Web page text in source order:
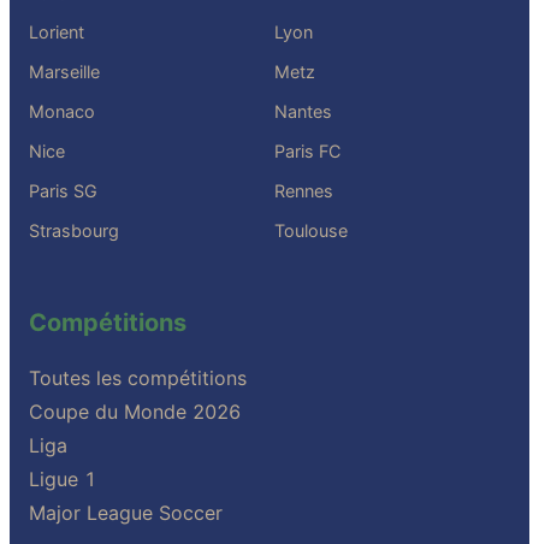
Lorient
Lyon
Marseille
Metz
Monaco
Nantes
Nice
Paris FC
Paris SG
Rennes
Strasbourg
Toulouse
Compétitions
Toutes les compétitions
Coupe du Monde 2026
Liga
Ligue 1
Major League Soccer